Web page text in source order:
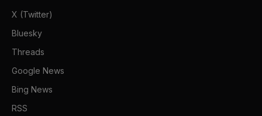
X (Twitter)
Bluesky
Threads
Google News
Bing News
RSS